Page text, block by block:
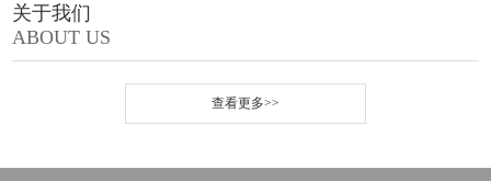
关于我们
ABOUT US
查看更多>>